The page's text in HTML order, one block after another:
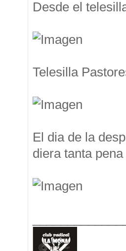
Desde el
Telesilla
El dia de la
diera tanta